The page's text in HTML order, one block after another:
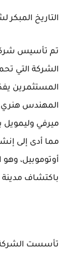
التاريخ المبكر
تم تأسيس شركة
المستثمرين
المهندس هنري
ميرفي وليمويل
مما أدى إلى
أوتوموبيل،
باكتشاف مدينة
تأسست الشركة